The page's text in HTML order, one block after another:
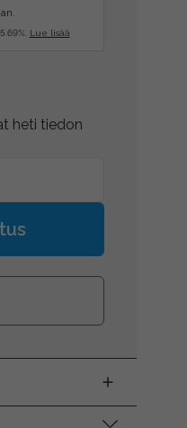
Lue lisää
heti tiedon